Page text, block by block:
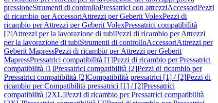
pressioneStrumenti di controlloPressatrici con attrezziAccessoriPezzi
di ricambio per AccessoriAttrezzi per Geberit VolexPezzi di
ricambio per Attrezzi per Geberit VolexPressatrici compatibilità
[2]Attrezzi per la lavorazione di tubiPezzi di ricambio per Attrezzi
per la lavorazione di tubiStrumenti di controlloAccessoriAttrezzi per
Geberit MapressPezzi di ricambio per Attrezzi per Geberit
MapressPressatrici compatibilità [1]Pezzi di ricambio per Pressatrici
compatibilità [1]Pressatrici compatibilità [2]Pezzi di ricambio per
Pressatrici compatibilità [2]Compatibilità pressatrici [1] / [2]Pezzi di
ricambio per Compatibilità pressatrici [1] / [2]Pressatrici
compatibilità [2XL]Pezzi di ricambio per Pressatrici compatibilità